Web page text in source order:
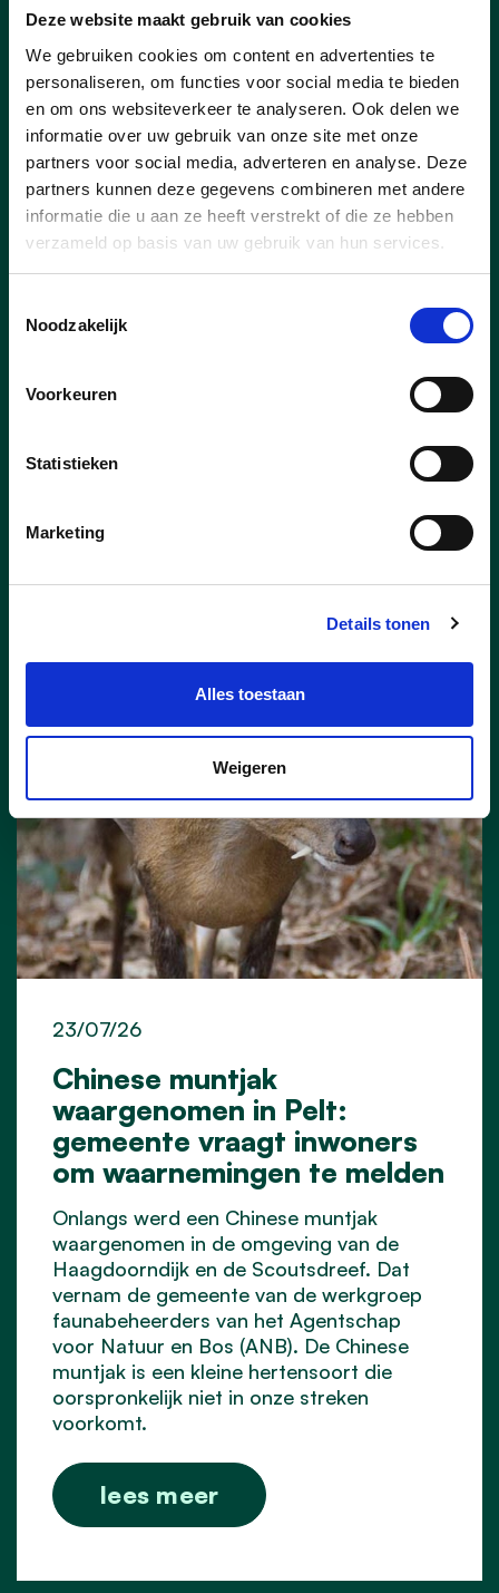
Deze website maakt gebruik van cookies
We gebruiken cookies om content en advertenties te
personaliseren, om functies voor social media te bieden
en om ons websiteverkeer te analyseren. Ook delen we
informatie over uw gebruik van onze site met onze
partners voor social media, adverteren en analyse. Deze
partners kunnen deze gegevens combineren met andere
informatie die u aan ze heeft verstrekt of die ze hebben
verzameld op basis van uw gebruik van hun services.
Noodzakelijk
Voorkeuren
Statistieken
Marketing
Details tonen
Alles toestaan
Weigeren
Pelt scoort in Vlaamse top-
23/07/26
Vorig jaar haalde Pelt 44 425 euro op
gemeente op de vijftiende plaats in
opvallend sterk: met 1,28 euro per
hoog als het Vlaamse gemiddelde.
lees meer
Chinese muntjak
waargenomen in Pelt:
gemeente vraagt inwoners
om waarnemingen te melden
23/07/26
Onlangs werd een Chinese muntjak
waargenomen in de omgeving van de
Haagdoorndijk en de Scoutsdreef. Dat
vernam de gemeente van de werkgroep
faunabeheerders van het Agentschap
voor Natuur en Bos (ANB). De Chinese
muntjak is een kleine hertensoort die
oorspronkelijk niet in onze streken
voorkomt.
lees meer